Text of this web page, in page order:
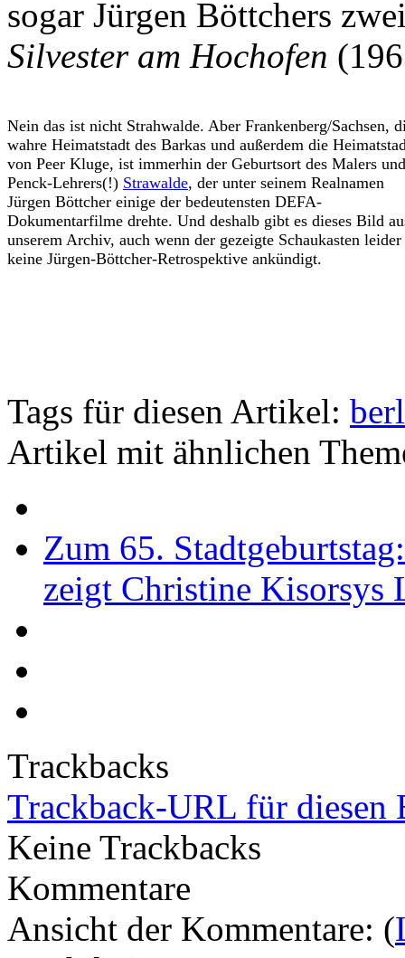
sogar Jürgen Böttchers
Silvester am Hochofen
Nein das ist nicht Strahwalde. Aber Frankenberg/Sachsen,
wahre Heimatstadt des Barkas und außerdem die
von Peer Kluge, ist immerhin der Geburtsort des Malers und
Penck-Lehrers(!) Strawalde, der unter seinem Realnamen
Jürgen Böttcher einige der bedeutensten DEFA-
Dokumentarfilme drehte. Und deshalb gibt es dieses Bild
unserem Archiv, auch wenn der gezeigte Schaukasten leider
keine Jürgen-Böttcher-Retrospektive ankündigt.
Tags für diesen Artikel:
Artikel mit ähnlichen
Zum 65.
zeigt Christine Kisorsys
Trackbacks
Trackback-URL für diesen
Keine Trackbacks
Kommentare
Ansicht der Kommentare: (